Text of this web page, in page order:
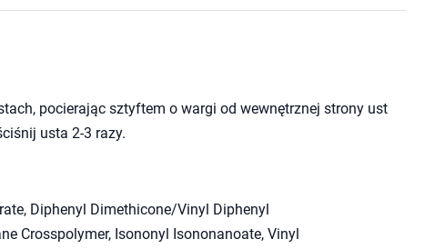
pocierając sztyftem o wargi od wewnętrznej strony ust
usta 2-3 razy.
Diphenyl Dimethicone/Vinyl Diphenyl
Crosspolymer, Isononyl Isononanoate, Vinyl